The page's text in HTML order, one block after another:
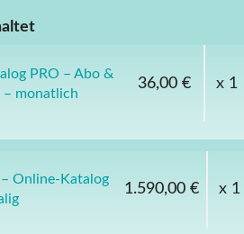
PRO – Abo &
monatlich
36,00 € x 1
Online-Katalog
1.590,00 € x 1